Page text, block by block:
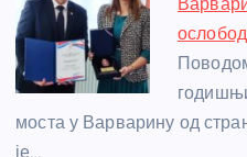
моста у Варварину од
је…